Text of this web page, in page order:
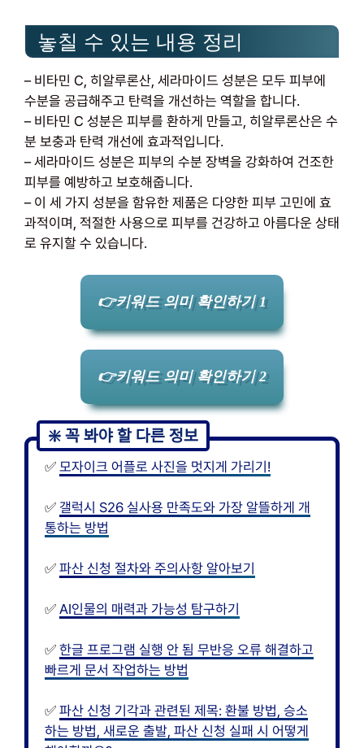
놓칠 수 있는 내용 정리
– 비타민 C, 히알루론산, 세라마이드 성분은 모두 피부에
수분을 공급해주고 탄력을 개선하는 역할을 합니다.
– 비타민 C 성분은 피부를 환하게 만들고, 히알루론산은 수
분 보충과 탄력 개선에 효과적입니다.
– 세라마이드 성분은 피부의 수분 장벽을 강화하여 건조한
피부를 예방하고 보호해줍니다.
– 이 세 가지 성분을 함유한 제품은 다양한 피부 고민에 효
과적이며, 적절한 사용으로 피부를 건강하고 아름다운 상태
로 유지할 수 있습니다.
👉키워드 의미 확인하기 1
👉키워드 의미 확인하기 2
✅ 모자이크 어플로 사진을 멋지게 가리기!
✅ 갤럭시 S26 실사용 만족도와 가장 알뜰하게 개
통하는 방법
✅ 파산 신청 절차와 주의사항 알아보기
✅ AI인물의 매력과 가능성 탐구하기
✅ 한글 프로그램 실행 안 됨 무반응 오류 해결하고
빠르게 문서 작업하는 방법
✅ 파산 신청 기각과 관련된 제목: 환불 방법, 승소
하는 방법, 새로운 출발, 파산 신청 실패 시 어떻게